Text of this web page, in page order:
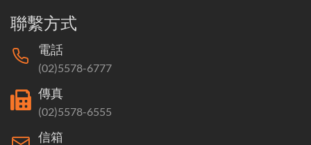
聯繫方式
電話
(02)5578-6777
傳真
(02)5578-6555
信箱